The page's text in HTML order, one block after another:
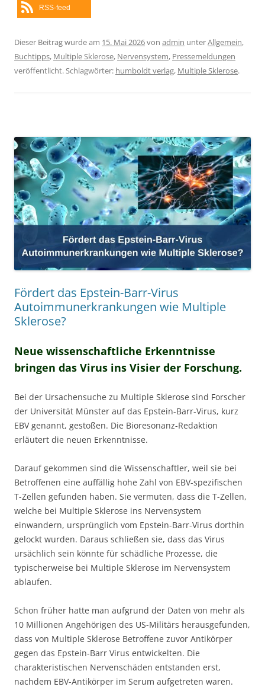
RSS-feed
Dieser Beitrag wurde am 15. Mai 2026von admin unterAllgemein,
Buchtipps, Multiple Sklerose, Nervensystem, Pressemeldungen
veröffentlicht. Schlagwörter: humboldt verlag, Multiple Sklerose.
Fördert das Epstein-Barr-Virus
Autoimmunerkrankungen wie Multiple
Sklerose?
Neue wissenschaftliche Erkenntnisse
bringen das Virus ins Visier der Forschung.
Bei der Ursachensuche zu Multiple Sklerose sind Forscher
der Universität Münster auf das Epstein-Barr-Virus, kurz
EBV genannt, gestoßen. Die Bioresonanz-Redaktion
erläutert die neuen Erkenntnisse.
Darauf gekommen sind die Wissenschaftler, weil sie bei
Betroffenen eine auffällig hohe Zahl von EBV-spezifischen
T-Zellen gefunden haben. Sie vermuten, dass die T-Zellen,
welche bei Multiple Sklerose ins Nervensystem
einwandern, ursprünglich vom Epstein-Barr-Virus dorthin
gelockt wurden. Daraus schließen sie, dass das Virus
ursächlich sein könnte für schädliche Prozesse, die
typischerweise bei Multiple Sklerose im Nervensystem
ablaufen.
Schon früher hatte man aufgrund der Daten von mehr als
10 Millionen Angehörigen des US-Militärs herausgefunden,
dass von Multiple Sklerose Betroffene zuvor Antikörper
gegen das Epstein-Barr Virus entwickelten. Die
charakteristischen Nervenschäden entstanden erst,
nachdem EBV-Antikörper im Serum aufgetreten waren.